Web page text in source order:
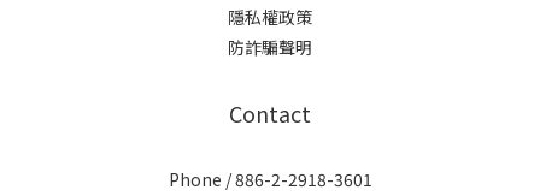
隱私權政策
防詐騙聲明
Contact
Phone / 886-2-2918-3601